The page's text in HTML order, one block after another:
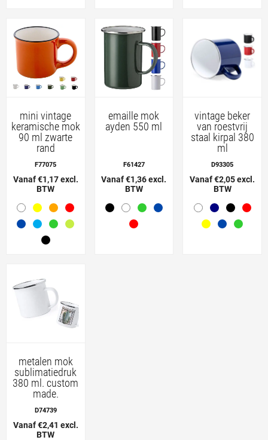
mini vintage
keramische mok
90 ml zwarte
rand
F77075
Vanaf €1,17 excl.
BTW
emaille mok
ayden 550 ml
F61427
Vanaf €1,36 excl.
BTW
vintage beker
van roestvrij
staal kirpal 380
ml
D93305
Vanaf €2,05 excl.
BTW
metalen mok
sublimatiedruk
380 ml. custom
made.
D74739
Vanaf €2,41 excl.
BTW